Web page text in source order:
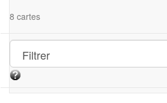
8 cartes